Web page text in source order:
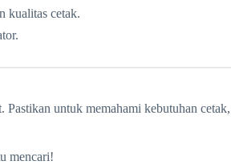
kualitas cetak.
untuk memahami kebutuhan
mencari!